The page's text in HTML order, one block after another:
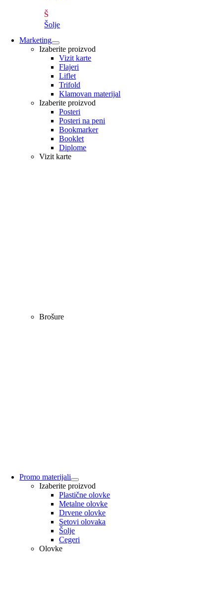
Š
Šolje
Marketing
Izaberite proizvod
Vizit karte
Flajeri
Liflet
Trifold
Klamovan materijal
Izaberite proizvod
Posteri
Posteri na peni
Bookmarker
Booklet
Diplome
Vizit karte
Brošure
Promo materijali
Izaberite proizvod
Plastične olovke
Metalne olovke
Drvene olovke
Setovi olovaka
Šolje
Cegeri
Olovke